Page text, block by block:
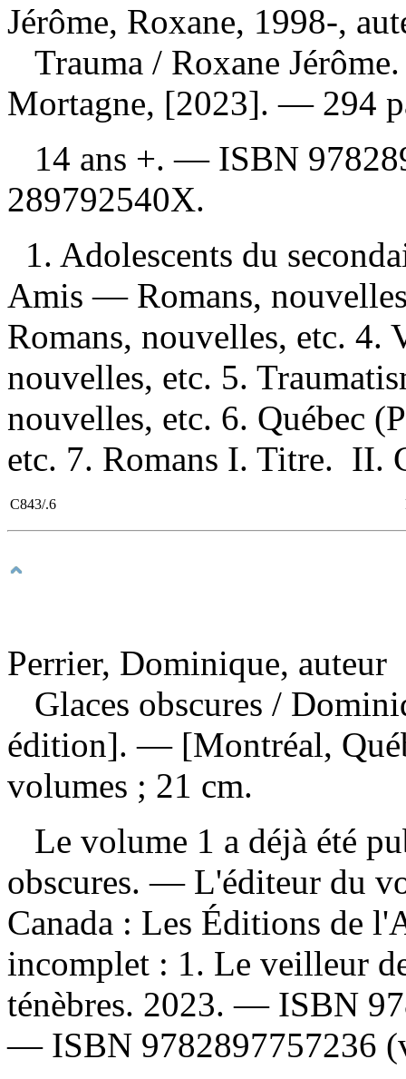
Jérôme, Roxane, 1998-,
Trauma / Roxane
Mortagne, [2023]. — 294
14 ans +. — ISBN
289792540X.
1. Adolescents du
Amis — Romans,
Romans, nouvelles, etc.
nouvelles, etc. 5.
nouvelles, etc. 6. Québec
etc. 7. Romans I. Titre. II.
C843/.6
Perrier, Dominique, auteur
Glaces obscures /
édition]. — [Montréal,
volumes ; 21 cm.
Le volume 1 a déjà été
obscures. — L'éditeur du
Canada : Les Éditions de
incomplet : 1. Le veilleur
ténèbres. 2023. — ISBN
— ISBN 9782897757236